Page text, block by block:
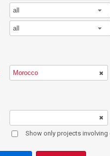
all
all
Show only projects involving